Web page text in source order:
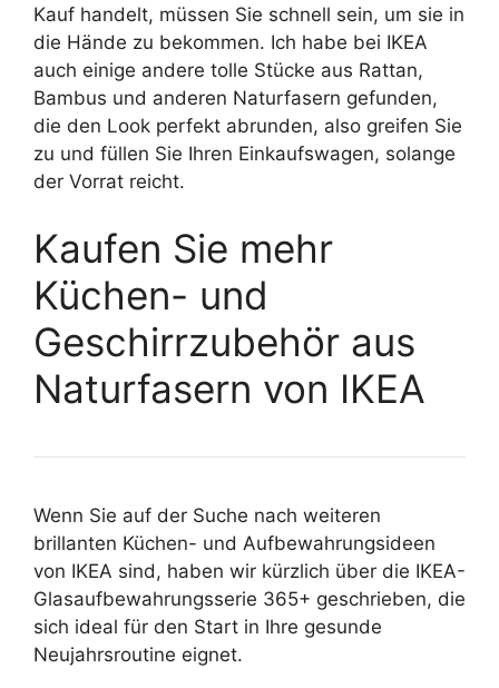
Kauf handelt, müssen Sie schnell sein, um sie in
die Hände zu bekommen. Ich habe bei IKEA
auch einige andere tolle Stücke aus Rattan,
Bambus und anderen Naturfasern gefunden,
die den Look perfekt abrunden, also greifen Sie
zu und füllen Sie Ihren Einkaufswagen, solange
der Vorrat reicht.
Kaufen Sie mehr
Küchen- und
Geschirrzubehör aus
Naturfasern von IKEA
Wenn Sie auf der Suche nach weiteren
brillanten Küchen- und Aufbewahrungsideen
von IKEA sind, haben wir kürzlich über die IKEA-
Glasaufbewahrungsserie 365+ geschrieben, die
sich ideal für den Start in Ihre gesunde
Neujahrsroutine eignet.